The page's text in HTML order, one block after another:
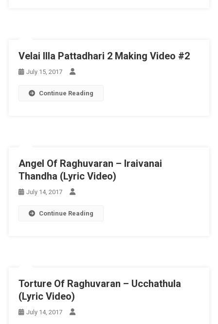
Velai Illa Pattadhari 2 Making Video #2
July 15, 2017
Continue Reading
Angel Of Raghuvaran – Iraivanai
Thandha (Lyric Video)
July 14, 2017
Continue Reading
Torture Of Raghuvaran – Ucchathula
(Lyric Video)
July 14, 2017